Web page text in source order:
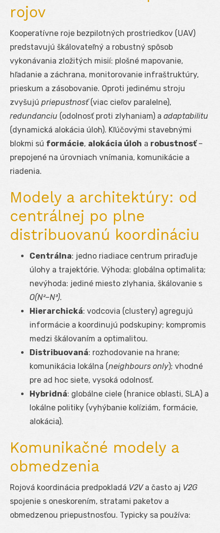
rojov
Kooperatívne roje bezpilotných prostriedkov (UAV)
predstavujú škálovateľný a robustný spôsob
vykonávania zložitých misií: plošné mapovanie,
hľadanie a záchrana, monitorovanie infraštruktúry,
prieskum a zásobovanie. Oproti jedinému stroju
zvyšujú priepustnosť(viac cieľov paralelne),
redundanciu (odolnosť proti zlyhaniam) a adaptabilitu
(dynamická alokácia úloh). Kľúčovými stavebnými
blokmi sú formácie, alokácia úloh a robustnosť–
prepojené na úrovniach vnímania, komunikácie a
riadenia.
Modely a architektúry: od
centrálnej po plne
distribuovanú koordináciu
Centrálna: jedno riadiace centrum priraďuje
úlohy a trajektórie. Výhoda: globálna optimalita;
nevýhoda: jediné miesto zlyhania, škálovanie s
O(N²–N³).
Hierarchická: vodcovia (clustery) agregujú
informácie a koordinujú podskupiny; kompromis
medzi škálovaním a optimalitou.
Distribuovaná: rozhodovanie na hrane;
komunikácia lokálna (neighbours only); vhodné
pre ad hoc siete, vysoká odolnosť.
Hybridná: globálne ciele (hranice oblasti, SLA) a
lokálne politiky (vyhýbanie kolíziám, formácie,
alokácia).
Komunikačné modely a
obmedzenia
Rojová koordinácia predpokladá V2Va často aj V2G
spojenie s oneskorením, stratami paketov a
obmedzenou priepustnosťou. Typicky sa používa: